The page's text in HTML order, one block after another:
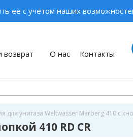
её с учётом наших
возврат О нас Контакты
для унитаза Weltwasser Marberg 410 с
410 RD CR